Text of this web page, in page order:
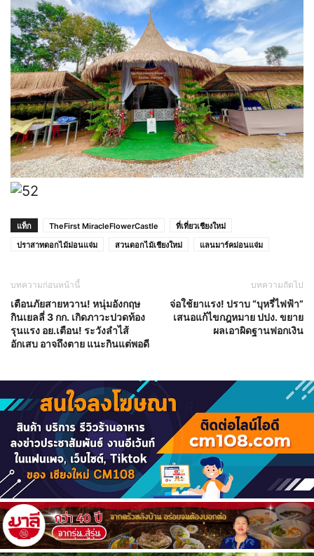
แท็ก TheFirst MiracleFlowerCastle
ที่เที่ยวเชียงใหม่
ปราสาทดอกไม้ม่อนแจ่ม
สวนดอกไม้เชียงใหม่ แลนมาร์คม่อนแจ่ม
บทความก่อนหน้านี้
เตือนภัยสายหวาน! หนุ่มอังกฤษ
กินเยลลี่ 3 กก. เกิดภาวะปวดท้อง
รุนแรง อย.เตือน! ระวังลำไส้
อักเสบ อาจถึงตาย แนะกินแต่พอดี
บทความถัดไป
จ่อใช้ยาแรง! ปราบ “บุหรี่ไฟฟ้า”
เสนอแก้ไขกฎหมาย ปปง. ขยาย
ผลเอาผิดฐานฟอกเงิน